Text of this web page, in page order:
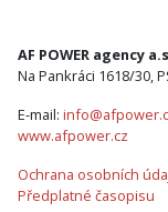
AF POWER agency
Na Pankráci 1618/30,
E-mail:
www.afpower.cz
Ochrana osobních
Předplatné časopisu